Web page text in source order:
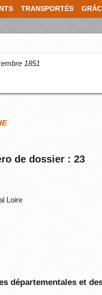
TRANSPORTÉS
1851
de dossier : 23
Loire
départementales et